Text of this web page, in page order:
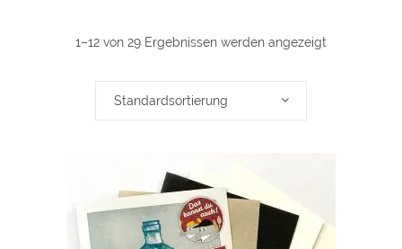
1–12 von 29 Ergebnissen werden angezeigt
Standardsortierung